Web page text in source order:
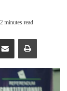
2 minutes read
Share via Email Print